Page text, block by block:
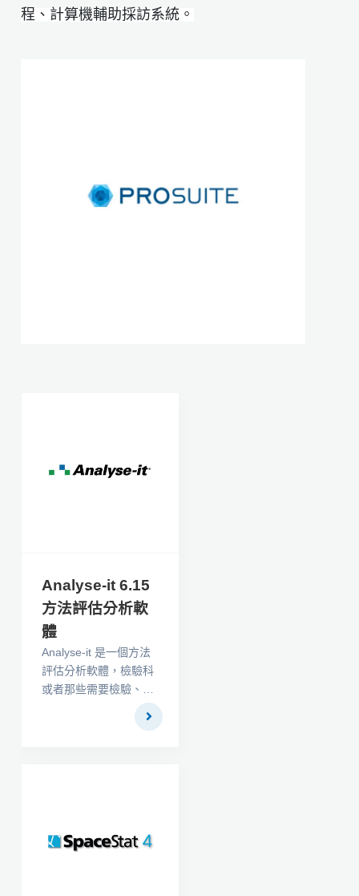
程、計算機輔助採訪系統。
Analyse-it 6.15
方法評估分析軟
體
Analyse-it 是一個方法
評估分析軟體，檢驗科
或者那些需要檢驗、核
實分析診斷數據方法的
研究員使用。Analyse-
易於使用的統計軟體，
並在軟體中引入了一些